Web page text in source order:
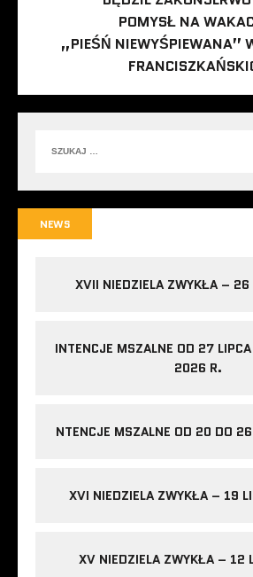
POMYSŁ NA
„PIEŚŃ NIEWYŚPIEWANA”
NEWS
XVII NIEDZIELA ZWYKŁA –
INTENCJE MSZALNE OD 27
2026 R.
NTENCJE MSZALNE OD 20 DO
XVI NIEDZIELA ZWYKŁA – 19
XV NIEDZIELA ZWYKŁA – 12